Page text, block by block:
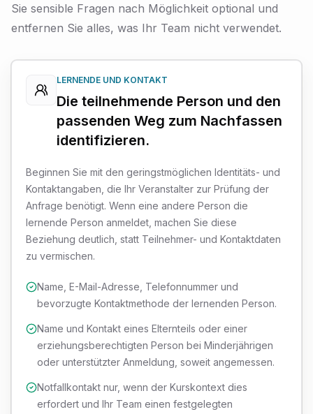
Sie sensible Fragen nach Möglichkeit optional und
entfernen Sie alles, was Ihr Team nicht verwendet.
LERNENDE UND KONTAKT
Die teilnehmende Person und den
passenden Weg zum Nachfassen
identifizieren.
Beginnen Sie mit den geringstmöglichen Identitäts- und
Kontaktangaben, die Ihr Veranstalter zur Prüfung der
Anfrage benötigt. Wenn eine andere Person die
lernende Person anmeldet, machen Sie diese
Beziehung deutlich, statt Teilnehmer- und Kontaktdaten
zu vermischen.
Name, E-Mail-Adresse, Telefonnummer und
bevorzugte Kontaktmethode der lernenden Person.
Name und Kontakt eines Elternteils oder einer
erziehungsberechtigten Person bei Minderjährigen
oder unterstützter Anmeldung, soweit angemessen.
Notfallkontakt nur, wenn der Kurskontext dies
erfordert und Ihr Team einen festgelegten